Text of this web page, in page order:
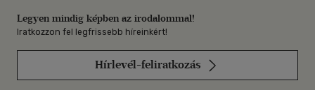
Legyen mindig képben az irodalommal!
Iratkozzon fel legfrissebb híreinkért!
Hírlevél-feliratkozás